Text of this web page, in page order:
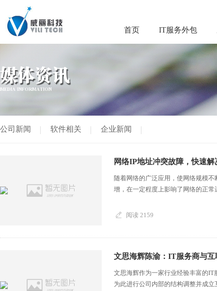
首页 IT服务外包
媒体资讯
MEDIA INFORMATION
公司新闻 软件相关 企业新闻
网络IP地址冲突故障，快速解
随着网络的广泛应用，使网络规模
增，在一定程度上影响了网络的正
阅读 2159
文思海辉陈渝：IT服务商与
文思海辉作为一家行业经验丰富的
为此进行公司内部的结构调整并成